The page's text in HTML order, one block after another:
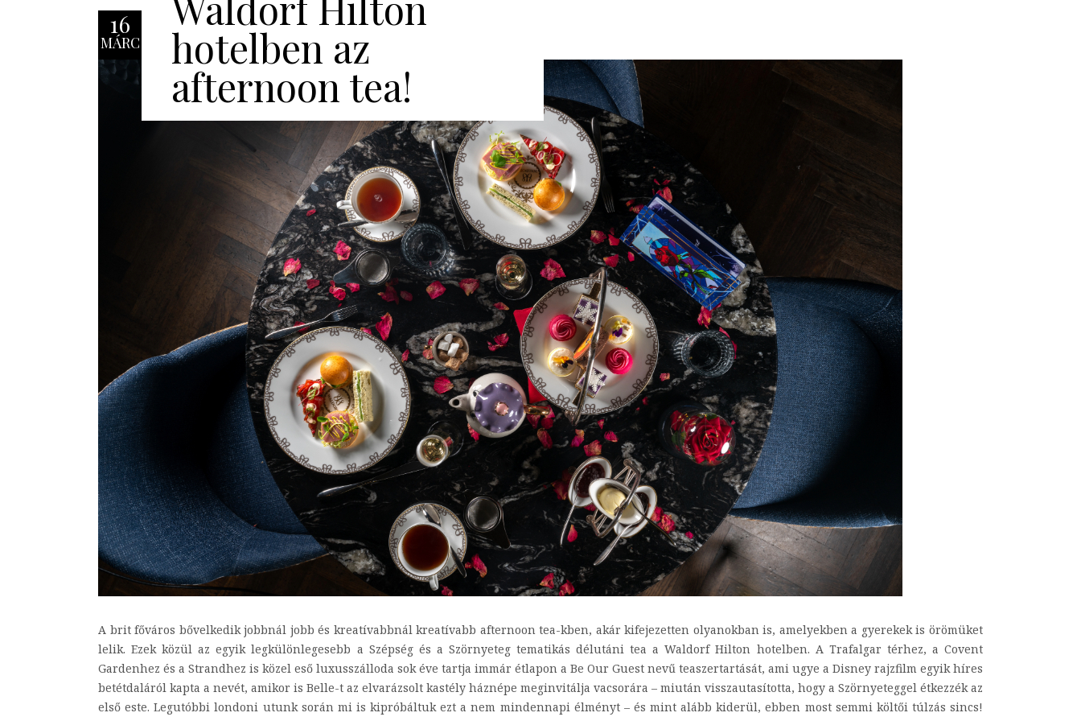
16
MÁRC hotelben az
afternoon tea!
A brit főváros bővelkedik jobbnál jobb és kreatívabbnál kreatívabb afternoon tea-kben, akár kifejezetten olyanokban is, amelyekben a gyerekek is örömüket
lelik. Ezek közül az egyik legkülönlegesebb a Szépség és a Szörnyeteg tematikás délutáni tea a Waldorf Hilton hotelben. A Trafalgar térhez, a Covent
Gardenhez és a Strandhez is közel eső luxusszálloda sok éve tartja immár étlapon a Be Our Guest nevű teaszertartását, ami ugye a Disney rajzfilm egyik híres
betétdaláról kapta a nevét, amikor is Belle-t az elvarázsolt kastély háznépe meginvitálja vacsorára – miután visszautasította, hogy a Szörnyeteggel étkezzék az
első este. Legutóbbi londoni utunk során mi is kipróbáltuk ezt a nem mindennapi élményt – és mint alább kiderül, ebben most semmi költői túlzás sincs!